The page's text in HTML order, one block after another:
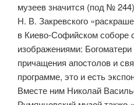
музеев значится (под №
Н. В. Закревского
в Киево-Софийском соборе
изображениями:
причащения апостолов и
программе, это и есть
Вместе ним Николай